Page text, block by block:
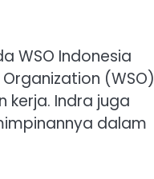
WSO Indonesia
(WSO)
Indra juga
dalam